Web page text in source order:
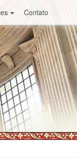
Contato